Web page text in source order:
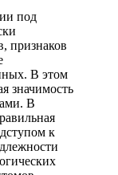
под
признаков
В этом
значимость
В
к